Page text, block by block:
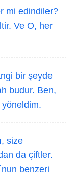
mi edindiler?
Ve O, her
bir şeyde
budur. Ben,
yöneldim.
size
da çiftler.
benzeri